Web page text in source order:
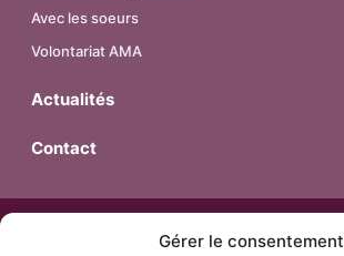
Gérer le consentement
Avec les soeurs
Volontariat AMA
Actualités
Contact
Tous droits réservés.